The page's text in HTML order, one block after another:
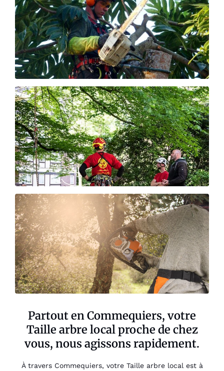
Partout en Commequiers, votre
Taille arbre local proche de chez
vous, nous agissons rapidement.
À travers Commequiers, votre Taille arbre local est à